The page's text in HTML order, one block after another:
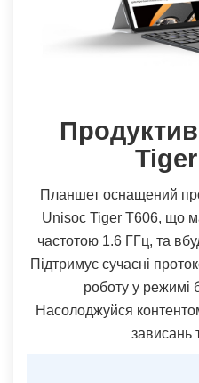
Планшет оснащений
Unisoc Tiger T606, що
частотою 1.6 ГГц, та
Підтримує сучасні
роботу у режимі
Насолоджуйся
зависань